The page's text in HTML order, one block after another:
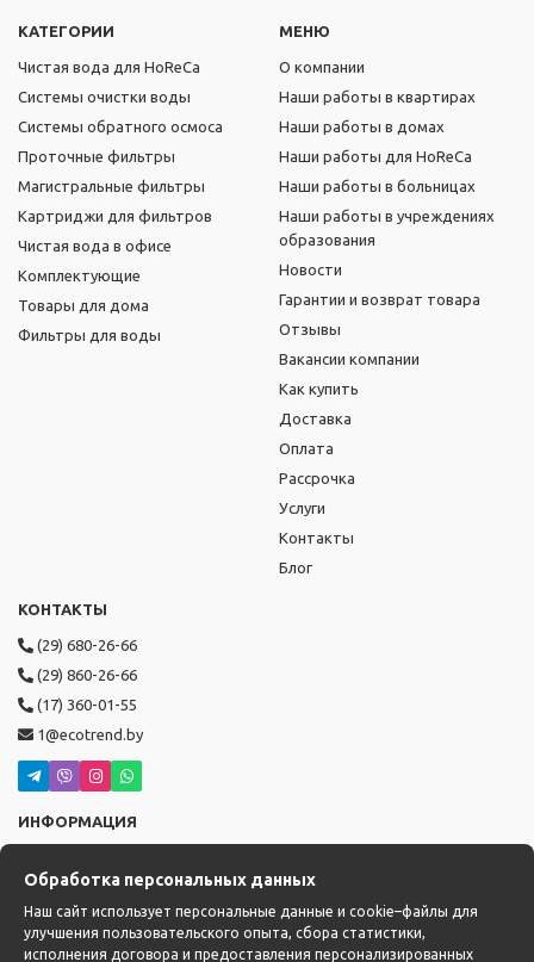
КАТЕГОРИИ
Чистая вода для HoReCa
Системы очистки воды
Системы обратного осмоса
Проточные фильтры
Магистральные фильтры
Картриджи для фильтров
Чистая вода в офисе
Комплектующие
Товары для дома
Фильтры для воды
МЕНЮ
О компании
Наши работы в квартирах
Наши работы в домах
Наши работы для HoReCa
Наши работы в больницах
Наши работы в учреждениях
образования
Новости
Гарантии и возврат товара
Отзывы
Вакансии компании
Как купить
Доставка
Оплата
Рассрочка
Услуги
Контакты
Блог
КОНТАКТЫ
(29) 680-26-66
(29) 860-26-66
(17) 360-01-55
1@ecotrend.by
ИНФОРМАЦИЯ
сб-вс с 10:00 до 17:00
Доставка: с 14:00 до 22:00
Обработка персональных данных
Наш сайт использует персональные данные и cookie–файлы для
улучшения пользовательского опыта, сбора статистики,
исполнения договора и предоставления персонализированных